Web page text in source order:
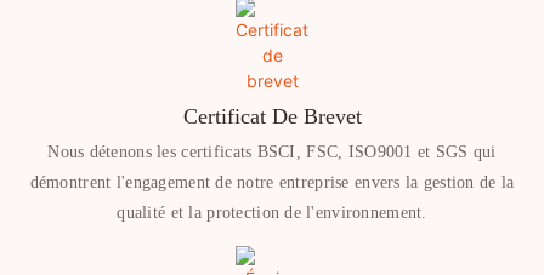
Certificat De Brevet
Nous détenons les certificats BSCI, FSC, ISO9001 et SGS qui
démontrent l'engagement de notre entreprise envers la gestion de la
qualité et la protection de l'environnement.